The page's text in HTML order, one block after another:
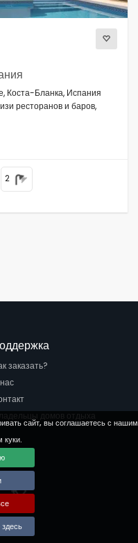
сайт, вы соглашаетесь с нашим
куки.
Коста-Бланка, Испания
ресторанов и баров,
2
Facebook page
Visit our youtube page
Visit our x page
заказать?
домов отдыха